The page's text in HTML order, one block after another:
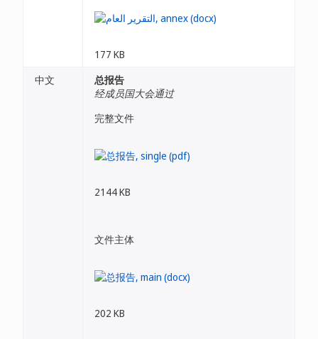
177 KB
中文
总报告
经成员国大会通过
完整文件
2144 KB
文件主体
202 KB